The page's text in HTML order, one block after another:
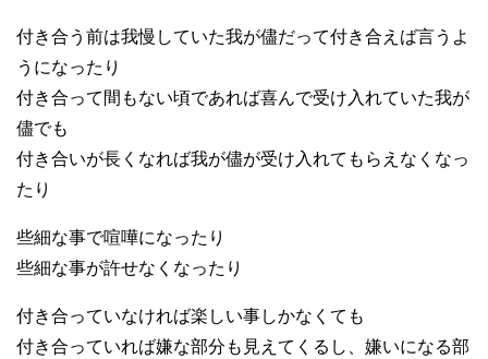
付き合う前は我慢していた我が儘だって付き合えば言うよ
うになったり
付き合って間もない頃であれば喜んで受け入れていた我が
儘でも
付き合いが長くなれば我が儘が受け入れてもらえなくなっ
たり
些細な事で喧嘩になったり
些細な事が許せなくなったり
付き合っていなければ楽しい事しかなくても
付き合っていれば嫌な部分も見えてくるし、嫌いになる部